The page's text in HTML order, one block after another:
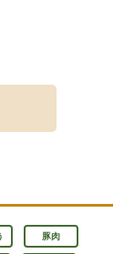
豚肉